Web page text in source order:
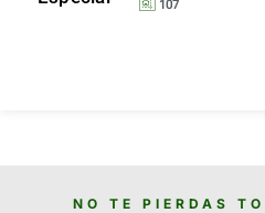
107
NO TE PIERDAS